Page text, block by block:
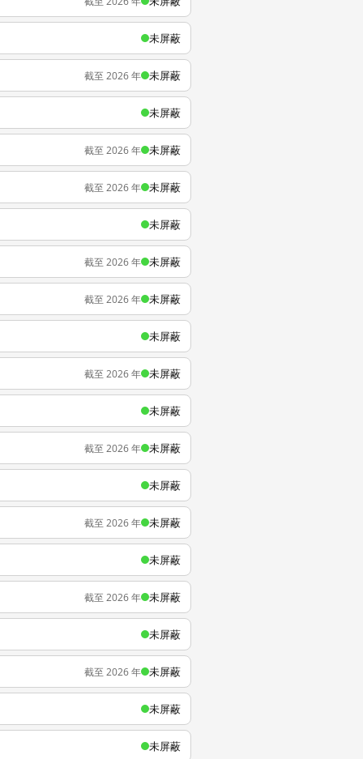
未屏蔽
截至 2026 年 未屏蔽
未屏蔽
截至 2026 年 未屏蔽
截至 2026 年 未屏蔽
未屏蔽
截至 2026 年 未屏蔽
截至 2026 年 未屏蔽
未屏蔽
截至 2026 年 未屏蔽
未屏蔽
截至 2026 年 未屏蔽
未屏蔽
截至 2026 年 未屏蔽
未屏蔽
截至 2026 年 未屏蔽
未屏蔽
截至 2026 年 未屏蔽
未屏蔽
未屏蔽